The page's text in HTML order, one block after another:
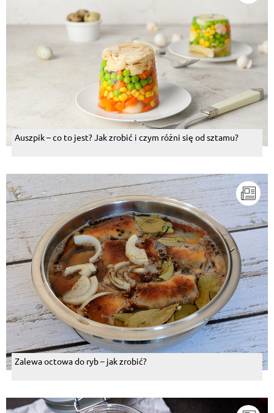
Auszpik – co to jest? Jak zrobić i czym różni się od sztamu?
Zalewa octowa do ryb – jak zrobić?